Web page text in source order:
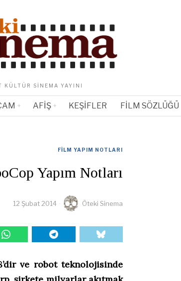
KÜLTÜR SINEMA YAYINI
AFIŞ KEŞIFLER FILM SÖZLÜĞÜ
FILM YAPIM NOTLARI
Yapım Notları
12 Şubat 2014 Öteki Sinema
ve robot teknolojisinde